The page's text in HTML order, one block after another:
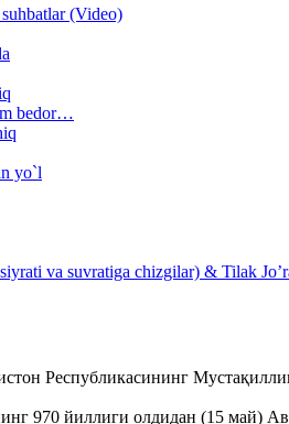
(Video)
bedor…
yo`l
va suvratiga chizgilar) & Tilak
Республикасининг
970 йиллиги олдидан (15 май)